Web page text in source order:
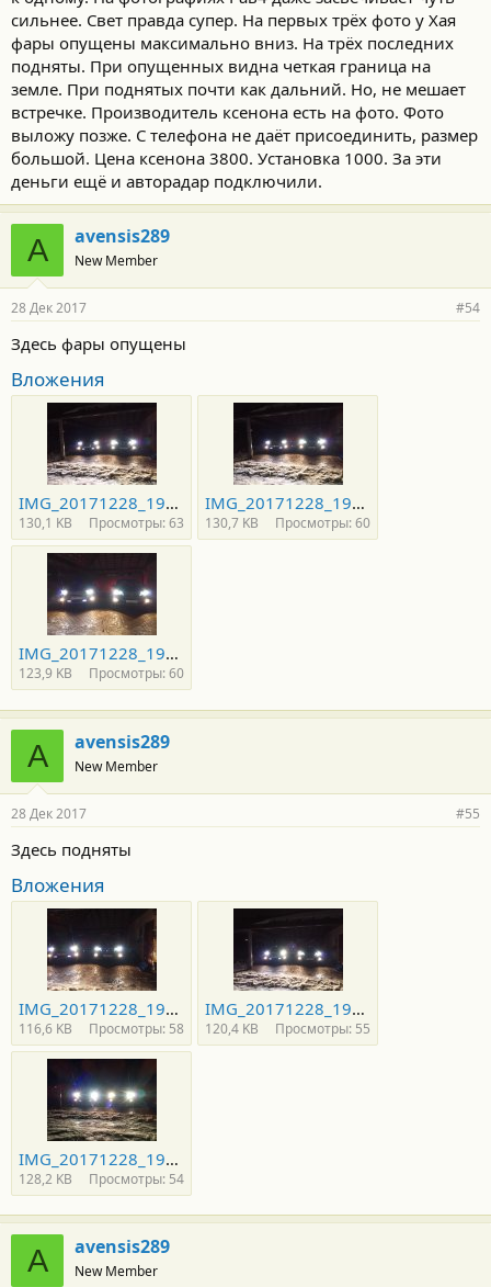
сильнее. Свет правда супер. На первых трёх фото у Хая
фары опущены максимально вниз. На трёх последних
подняты. При опущенных видна четкая граница на
земле. При поднятых почти как дальний. Но, не мешает
встречке. Производитель ксенона есть на фото. Фото
выложу позже. С телефона не даёт присоединить, размер
большой. Цена ксенона 3800. Установка 1000. За эти
деньги ещё и авторадар подключили.
A avensis289
New Member
28 Дек 2017 #54
Здесь фары опущены
Вложения
IMG_20171228_193511 — копия.jpg
130,1 KB Просмотры: 63
IMG_20171228_193516 — копия.jpg
130,7 KB Просмотры: 60
IMG_20171228_193530_HHT — копия.jpg
123,9 KB Просмотры: 60
A avensis289
New Member
28 Дек 2017 #55
Здесь подняты
Вложения
IMG_20171228_193658 — копия.jpg
116,6 KB Просмотры: 58
IMG_20171228_193709 — копия.jpg
120,4 KB Просмотры: 55
IMG_20171228_193714 — копия.jpg
128,2 KB Просмотры: 54
A avensis289
New Member